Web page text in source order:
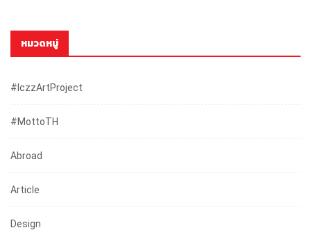
หมวดหมู่
#iczzArtProject
#mottoTH
Abroad
Article
Design